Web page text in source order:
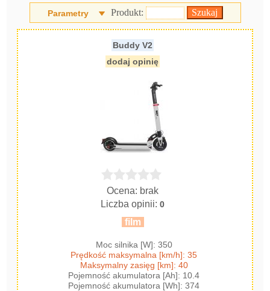
Parametry Produkt:
Buddy V2
dodaj opinię
Ocena: brak
Liczba opinii:0
film
Moc silnika [W]: 350
Prędkość maksymalna [km/h]: 35
Maksymalny zasięg [km]: 40
Pojemność akumulatora [Ah]: 10.4
Pojemność akumulatora [Wh]: 374